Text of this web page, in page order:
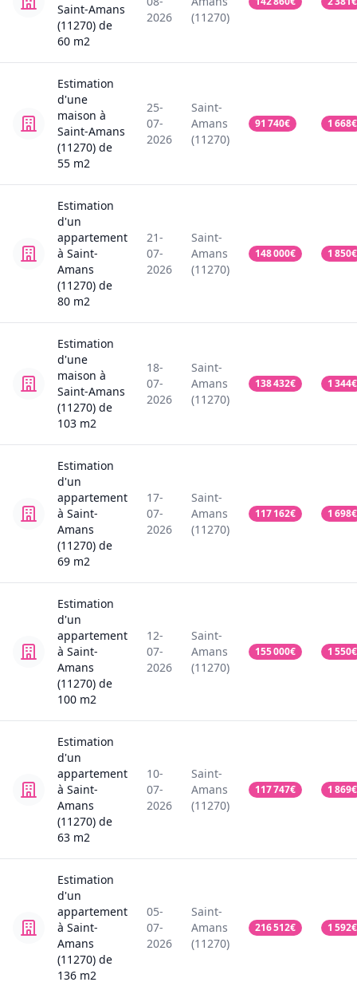
Saint-Amans
(11270) de
60 m2
2026
(11270)
Estimation
d'une
maison à
Saint-Amans
(11270) de
55 m2
25-
07-
2026
Saint-
Amans
(11270)
91 740€ 1 668€
Estimation
d'un
appartement
à Saint-
Amans
(11270) de
80 m2
21-
07-
2026
Saint-
Amans
(11270)
148 000€ 1 850€
Estimation
d'une
maison à
Saint-Amans
(11270) de
103 m2
18-
07-
2026
Saint-
Amans
(11270)
138 432€ 1 344€
Estimation
d'un
appartement
à Saint-
Amans
(11270) de
69 m2
17-
07-
2026
Saint-
Amans
(11270)
117 162€ 1 698€
Estimation
d'un
appartement
à Saint-
Amans
(11270) de
100 m2
12-
07-
2026
Saint-
Amans
(11270)
155 000€ 1 550€
Estimation
d'un
appartement
à Saint-
Amans
(11270) de
63 m2
10-
07-
2026
Saint-
Amans
(11270)
117 747€ 1 869€
Estimation
d'un
appartement
à Saint-
Amans
(11270) de
136 m2
05-
07-
2026
Saint-
Amans
(11270)
216 512€ 1 592€